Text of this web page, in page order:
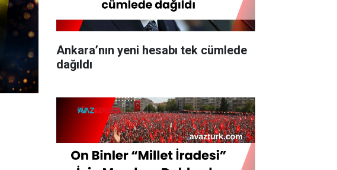
Ankara’nın yeni hesabı tek cümlede
dağıldı